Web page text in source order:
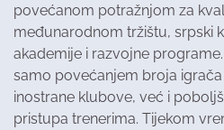
povećanom potražnjom za
međunarodnom tržištu, srpski
akademije i razvojne
samo povećanjem broja
inostrane klubove, već i
pristupa trenerima. Tijekom